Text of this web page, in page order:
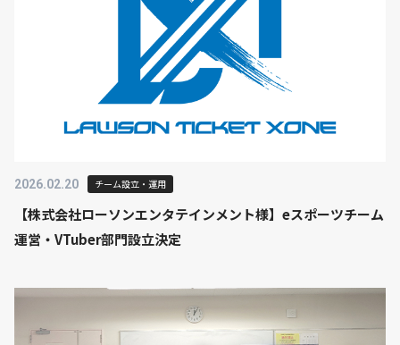
2026.02.20 チーム設立・運用
【株式会社ローソンエンタテインメント様】eスポーツチーム
運営・VTuber部門設立決定